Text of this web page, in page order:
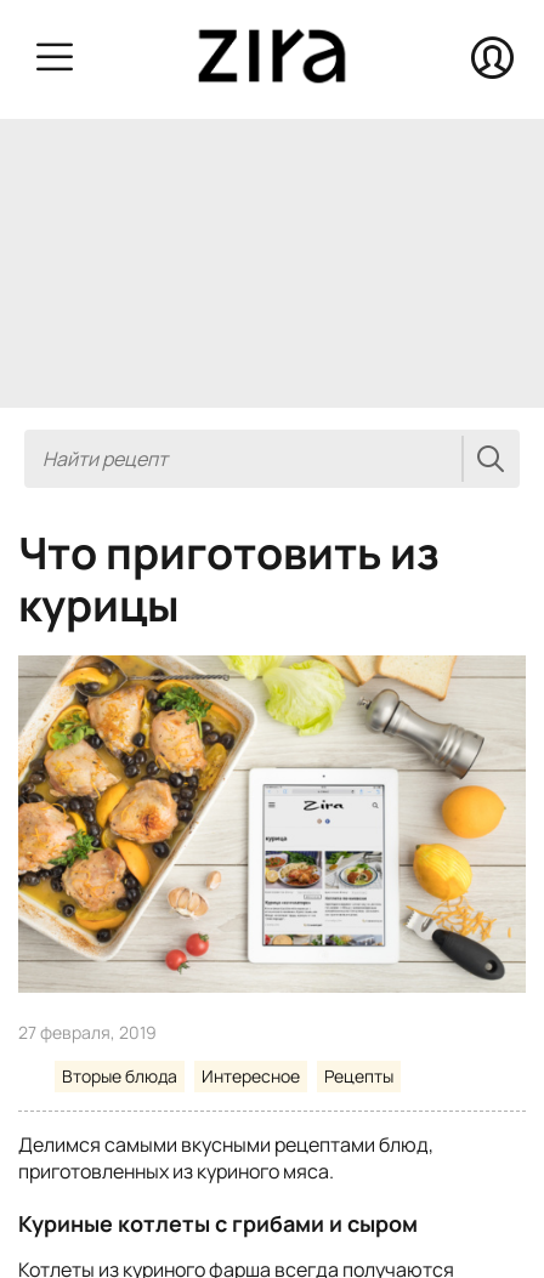
Что приготовить из
курицы
27 февраля, 2019
Вторые блюда
Интересное Рецепты
Делимся самыми вкусными рецептами блюд,
приготовленных из куриного мяса.
Куриные котлеты с грибами и сыром
Котлеты из куриного фарша всегда получаются